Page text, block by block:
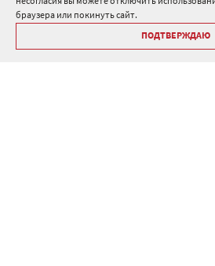
браузера или покинуть сайт.
ПОДТВЕРЖДАЮ